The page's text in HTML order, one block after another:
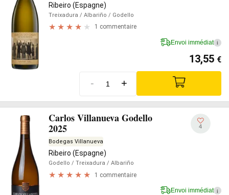
Ribeiro (Espagne)
Treixadura / Albariño / Godello
1 commentaire
Envoi immédiat i
13,55 €
- +
Carlos Villanueva Godello
2025
Bodegas Villanueva
Ribeiro (Espagne)
Godello / Treixadura / Albariño
1 commentaire
4
Envoi immédiat i